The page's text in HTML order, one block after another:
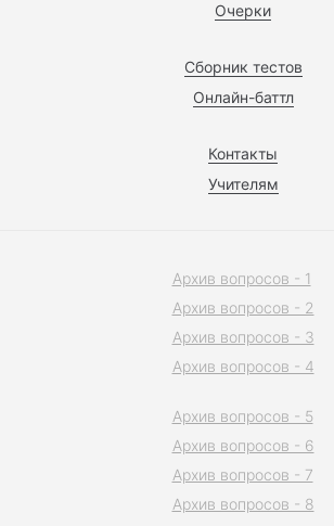
Очерки
Сборник тестов
Онлайн-баттл
Контакты
Учителям
Архив вопросов - 1
Архив вопросов - 2
Архив вопросов - 3
Архив вопросов - 4
Архив вопросов - 5
Архив вопросов - 6
Архив вопросов - 7
Архив вопросов - 8